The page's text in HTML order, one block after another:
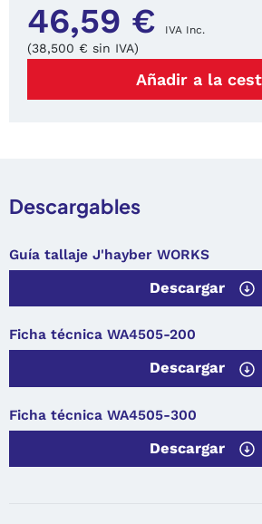
46,59 € IVA Inc.
(38,500 € sin IVA)
Añadir a la
Descargables
Guía tallaje J'hayber WORKS
Descargar
Ficha técnica WA4505-200
Descargar
Ficha técnica WA4505-300
Descargar